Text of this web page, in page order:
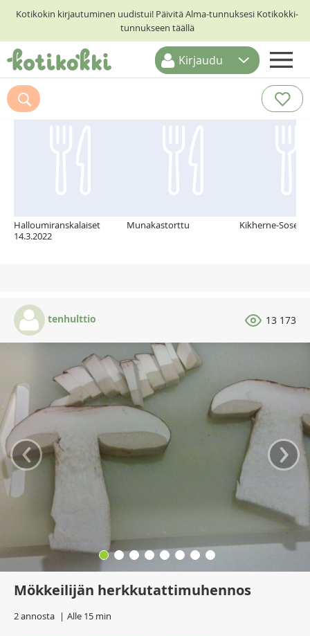
Kotikokin kirjautuminen uudistui! Päivitä Alma-tunnuksesi Kotikokki-
tunnukseen täällä
ETUSIVU
RESEPTIHAKU
Kirjaudu
Suosittelemme myös
Halloumiranskalaiset
14.3.2022
Munakastorttu Kikherne-
tenhulttio 13 173
‹ ›
Mökkeilijän herkkutattimuhennos
2 annosta Alle 15 min